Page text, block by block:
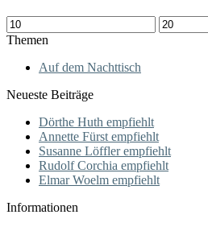
Min.
Preis
Max.
Preis
Themen
Auf dem Nachttisch
Neueste Beiträge
Dörthe Huth empfiehlt
Annette Fürst empfiehlt
Susanne Löffler empfiehlt
Rudolf Corchia empfiehlt
Elmar Woelm empfiehlt
Informationen